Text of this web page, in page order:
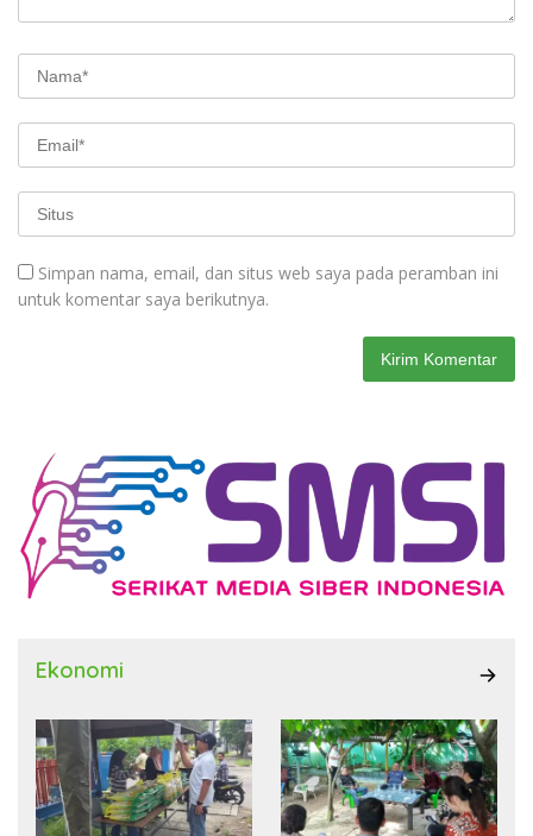
Simpan nama, email, dan situs web saya pada peramban ini
untuk komentar saya berikutnya.
Ekonomi